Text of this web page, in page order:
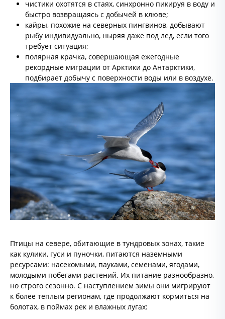
чистики охотятся в стаях, синхронно пикируя в воду и
быстро возвращаясь с добычей в клюве;
кайры, похожие на северных пингвинов, добывают
рыбу индивидуально, ныряя даже под лед, если того
требует ситуация;
полярная крачка, совершающая ежегодные
рекордные миграции от Арктики до Антарктики,
подбирает добычу с поверхности воды или в воздухе.
Птицы на севере, обитающие в тундровых зонах, такие
как кулики, гуси и пуночки, питаются наземными
ресурсами: насекомыми, пауками, семенами, ягодами,
молодыми побегами растений. Их питание разнообразно,
но строго сезонно. С наступлением зимы они мигрируют
к более теплым регионам, где продолжают кормиться на
болотах, в поймах рек и влажных лугах: